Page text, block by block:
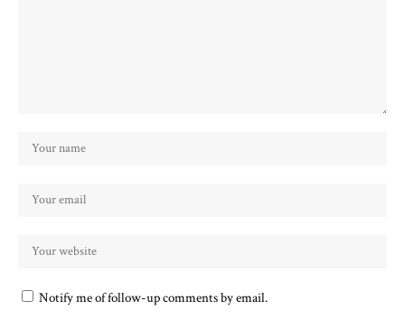
Notify me of follow-up comments by email.